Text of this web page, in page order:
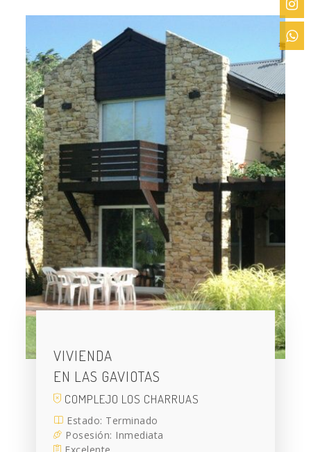
VIVIENDA
EN LAS GAVIOTAS
COMPLEJO LOS CHARRUAS
Estado: Terminado
Posesión: Inmediata